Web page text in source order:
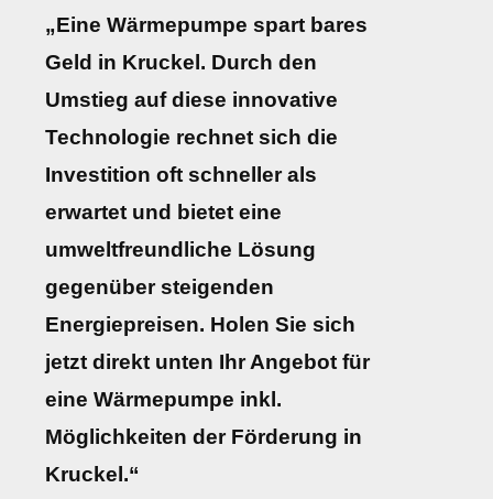
„Eine Wärmepumpe spart bares
Geld in Kruckel. Durch den
Umstieg auf diese innovative
Technologie rechnet sich die
Investition oft schneller als
erwartet und bietet eine
umweltfreundliche Lösung
gegenüber steigenden
Energiepreisen. Holen Sie sich
jetzt direkt unten Ihr Angebot für
eine Wärmepumpe inkl.
Möglichkeiten der Förderung in
Kruckel.“